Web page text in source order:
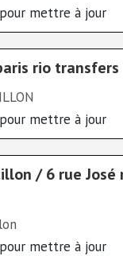
mettre à jour
rio
mettre à jour
/ 6 rue José
mettre à jour